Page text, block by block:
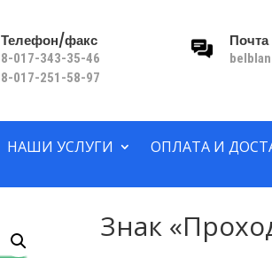
Телефон/факс
8-017-343-35-46
8-017-251-58-97
Почта
НАШИ УСЛУГИ ОПЛАТА И
Знак